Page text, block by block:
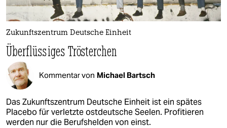
Zukunftszentrum Deutsche Einheit
Überflüssiges Trösterchen
Kommentar von Michael Bartsch
Das Zukunftszentrum Deutsche Einheit ist ein spätes
Placebo für verletzte ostdeutsche Seelen. Profitieren
werden nur die Berufshelden von einst.